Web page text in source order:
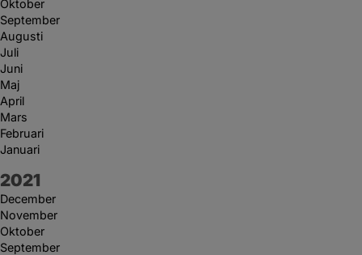
Oktober
September
Augusti
Juli
Juni
Maj
April
Mars
Februari
Januari
År:
2021
December
November
Oktober
September